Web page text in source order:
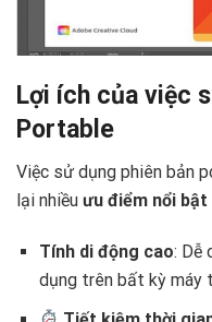
Lợi ích của việc
Portable
Việc sử dụng phiên bản
lại nhiều ưu điểm nổi bật
Tính di động cao: Dễ
dụng trên bất kỳ máy